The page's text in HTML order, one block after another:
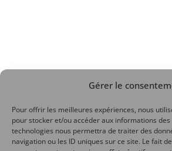
Gérer le
Pour offrir les meilleures expériences, nous
pour stocker et/ou accéder aux informations
technologies nous permettra de traiter des
navigation ou les ID uniques sur ce site. Le fait